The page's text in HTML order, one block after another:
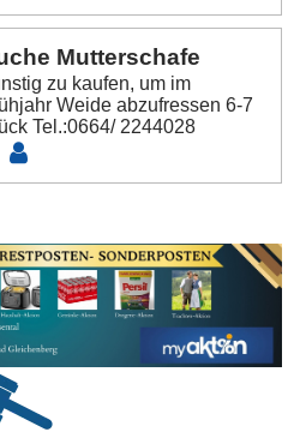
Mutterschafe
zu kaufen, um im
Weide abzufressen 6-7
Tel.:0664/ 2244028